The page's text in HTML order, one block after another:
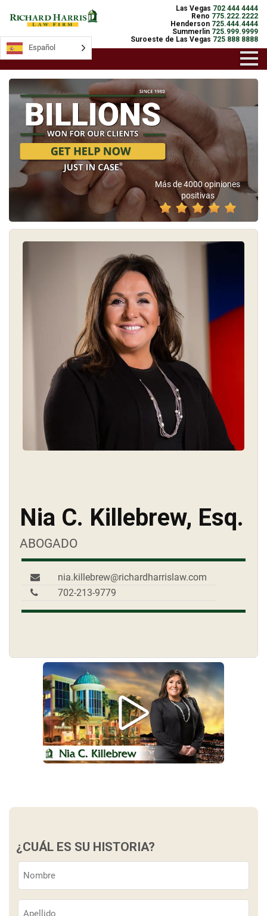
Las Vegas 702 444 4444
Reno 775.222.2222
Henderson 725.444.4444
Summerlin 725.999.9999
Suroeste de Las Vegas 725 888 8888
Más de 4000 opiniones
positivas
Nia C. Killebrew, Esq.
ABOGADO
nia.killebrew@richardharrislaw.com
702-213-9779
¿CUÁL ES SU HISTORIA?
Nombre
(Obligatorio)
Apellido
Español
Español